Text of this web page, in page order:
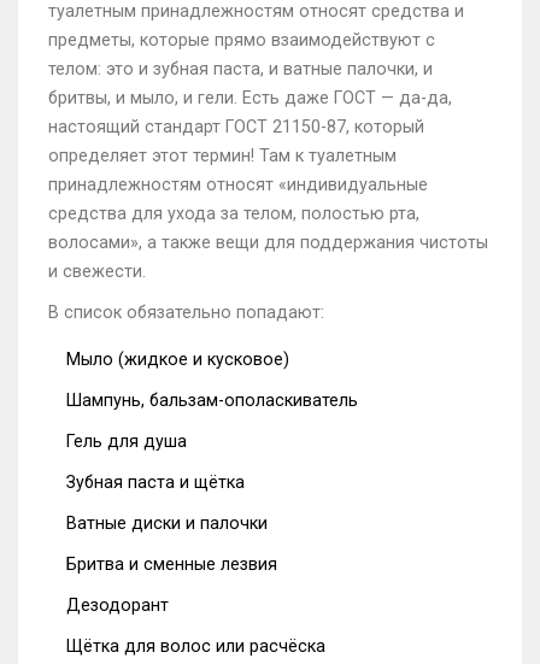
туалетным принадлежностям относят средства и
предметы, которые прямо взаимодействуют с
телом: это и зубная паста, и ватные палочки, и
бритвы, и мыло, и гели. Есть даже ГОСТ — да-да,
настоящий стандарт ГОСТ 21150-87, который
определяет этот термин! Там к туалетным
принадлежностям относят «индивидуальные
средства для ухода за телом, полостью рта,
волосами», а также вещи для поддержания чистоты
и свежести.
В список обязательно попадают:
Мыло (жидкое и кусковое)
Шампунь, бальзам-ополаскиватель
Гель для душа
Зубная паста и щётка
Ватные диски и палочки
Бритва и сменные лезвия
Дезодорант
Щётка для волос или расчёска